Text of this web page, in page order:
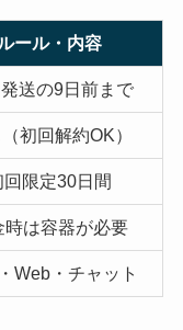
ール・内容
送の9日前まで
初回解約OK）
回限定30日間
時は容器が必要
Web・チャット